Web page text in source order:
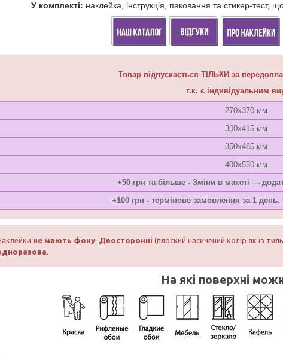
У комплекті: наклейка, інструкція, паковання та стикер-
Товар відпускається ТІЛЬКИ за
т.к. є індивідуальним
270х370 мм
300х415 мм
350х485 мм
400х550 мм
+50 грн та більше - Зміни в макеті —
+100 грн - термінове замовлення за 1
не мають фону. Двосторонні (плоский насичений колір як із
.
На які поверхні